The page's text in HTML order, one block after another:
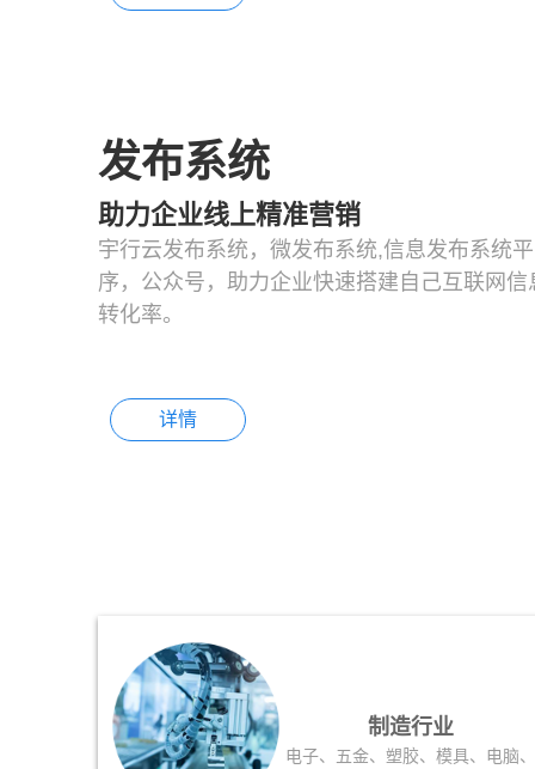
发布系统
助力企业线上精准营销
宇行云发布系统，微发布系统,信息发布系统
序，公众号，助力企业快速搭建自己互联网
转化率。
详情
制造行业
电子、五金、塑胶、模具、电脑、